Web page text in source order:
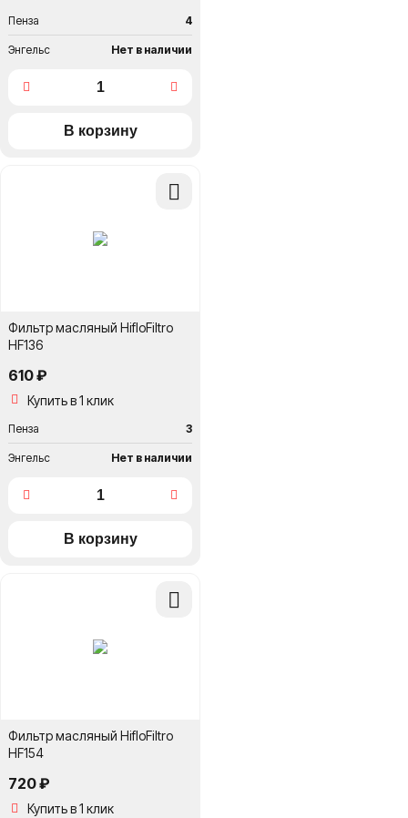
Пенза 4
Энгельс Нет в наличии
Добавить
Фильтр масляный HifloFiltro
HF136
610 ₽
Купить в 1 клик
Пенза 3
Энгельс Нет в наличии
Добавить
Фильтр масляный HifloFiltro
HF154
720 ₽
Купить в 1 клик